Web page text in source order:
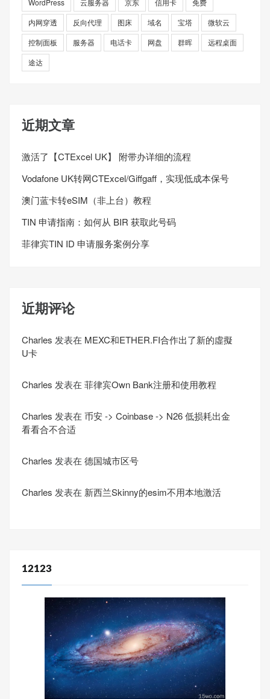
WordPress 云服务器 京东 信用卡
免费
内网穿透
反向代理 图床 域名 宝塔
微软云
控制面板
服务器 电话卡 网盘 群晖
远程桌面
途达
近期文章
激活了【CTExcel UK】 附带办详细的流程
Vodafone UK转网CTExcel/Giffgaff，实现低成本保号
澳门蓝卡转eSIM（非上台）教程
TIN 申请指南：如何从 BIR 获取此号码
菲律宾TIN ID 申请服务案例分享
近期评论
Charles 发表在 MEXC和ETHER.FI合作出了新的虛擬
U卡
Charles 发表在 菲律宾Own Bank注册和使用教程
Charles 发表在 币安 -> Coinbase -> N26 低损耗出金
看看合不合适
Charles 发表在 德国城市区号
Charles 发表在 新西兰Skinny的esim不用本地激活
12123